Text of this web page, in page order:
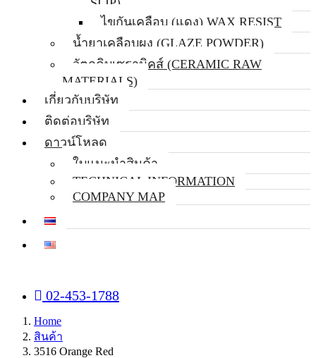
SLIP)
ไขกันเคลือบ (แดง) WAX RESIST
น้ำยาเคลือบผง (GLAZE POWDER)
วัตถุดิบเซรามิคส์ (CERAMIC RAW
MATERIALS)
เกี่ยวกับบริษัท
ติดต่อบริษัท
ดาวน์โหลด
ใบแนะนำสินค้า
TECHNICAL INFORMATION
COMPANY MAP
02-453-1788
Home
สินค้า
3516 Orange Red